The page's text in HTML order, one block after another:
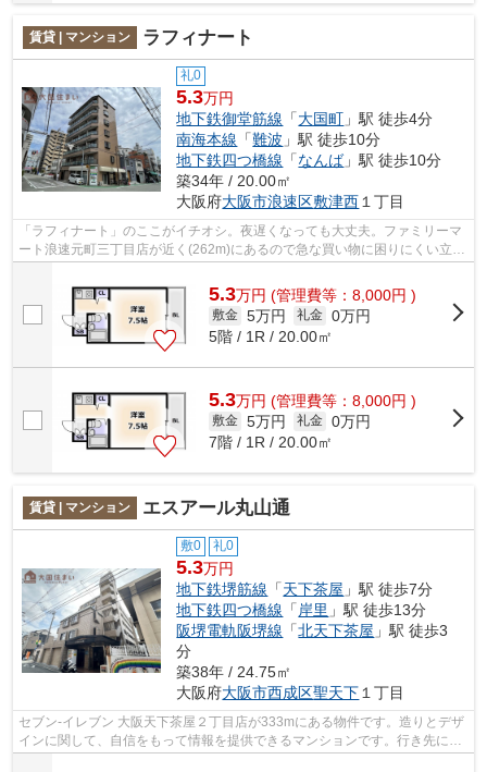
賃貸 | マンション ラフィナート
礼0
5.3万円
地下鉄御堂筋線 「大国町 」駅 徒歩4分
南海本線 「難波 」駅 徒歩10分
地下鉄四つ橋線 「なんば」駅 徒歩10分
築34年 / 20.00㎡
大阪府大阪市浪速区敷津西１丁目
「ラフィナート」のここがイチオシ。夜遅くなっても大丈夫。ファミリーマ
ート浪速元町三丁目店が近く(262m)にあるので急な買い物に困りにくい立地
5.3万円 (管理費等：8,000円 )
敷金 5万円 礼金 0万円
5階 / 1R / 20.00㎡
5.3万円 (管理費等：8,000円 )
敷金 5万円 礼金 0万円
7階 / 1R / 20.00㎡
賃貸 | マンション エスアール丸山通
敷0 礼0
5.3万円
地下鉄堺筋線 「天下茶屋 」駅 徒歩7分
地下鉄四つ橋線 「 岸里 」駅 徒歩13分
阪堺電軌阪堺線 「北天下茶屋 」駅 徒歩3
分
築38年 / 24.75㎡
大阪府大阪市西成区聖天下 １丁目
セブン‐イレブン 大阪天下茶屋２丁目店が333mにある物件です。造りとデザ
インに関して、自信をもって情報を提供できるマンションです。行き先に応